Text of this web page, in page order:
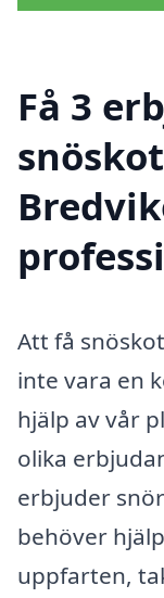
Få 3
Att få
inte vara en
hjälp av vår
olika
erbjuder
behöver
uppfarten,